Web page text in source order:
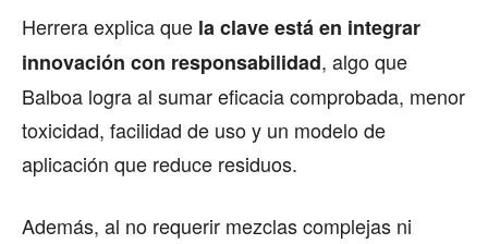
Herrera explica que la clave está en integrar
innovación con responsabilidad, algo que
Balboa logra al sumar eficacia comprobada, menor
toxicidad, facilidad de uso y un modelo de
aplicación que reduce residuos.
Además, al no requerir mezclas complejas ni